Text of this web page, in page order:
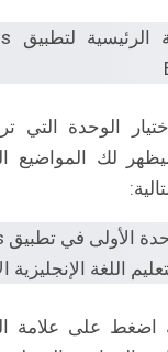
الوحدة التي
لك المواضيع
اضغط على علامة